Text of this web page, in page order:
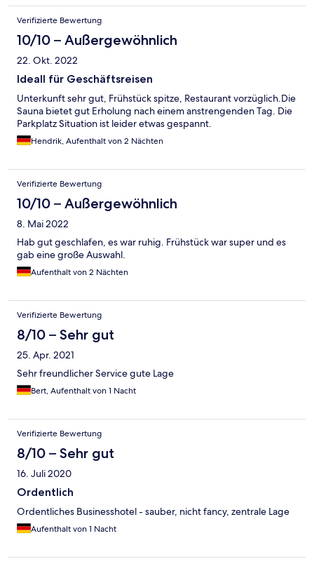
Verifizierte Bewertung
10/10 – Außergewöhnlich
22. Okt. 2022
Ideall für Geschäftsreisen
Unterkunft sehr gut, Frühstück spitze, Restaurant vorzüglich.Die
Sauna bietet gut Erholung nach einem anstrengenden Tag. Die
Parkplatz Situation ist leider etwas gespannt.
Hendrik, Aufenthalt von 2 Nächten
Verifizierte Bewertung
10/10 – Außergewöhnlich
8. Mai 2022
Hab gut geschlafen, es war ruhig. Frühstück war super und es
gab eine große Auswahl.
Aufenthalt von 2 Nächten
Verifizierte Bewertung
8/10 – Sehr gut
25. Apr. 2021
Sehr freundlicher Service gute Lage
Bert, Aufenthalt von 1 Nacht
Verifizierte Bewertung
8/10 – Sehr gut
16. Juli 2020
Ordentlich
Ordentliches Businesshotel - sauber, nicht fancy, zentrale Lage
Aufenthalt von 1 Nacht